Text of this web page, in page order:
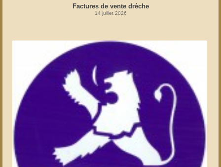
Factures de vente drèche
14 juillet 2026